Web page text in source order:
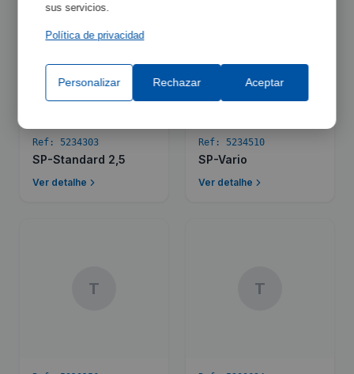
Ref: 5234303
SP-Standard 2,5
Ver detalhe
Ref: 5234510
SP-Vario
Ver detalhe
T T
sus servicios.
Política de privacidad
Personalizar Rechazar Aceptar